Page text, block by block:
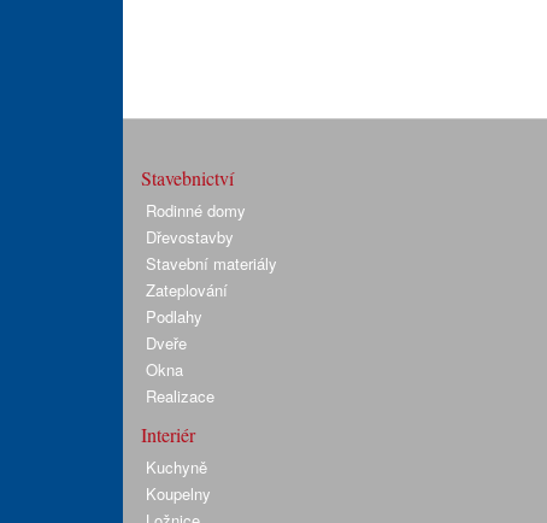
Stavebnictví
Rodinné domy
Dřevostavby
Stavební materiály
Zateplování
Podlahy
Dveře
Okna
Realizace
Interiér
Kuchyně
Koupelny